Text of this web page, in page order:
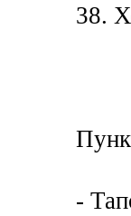
38.
-